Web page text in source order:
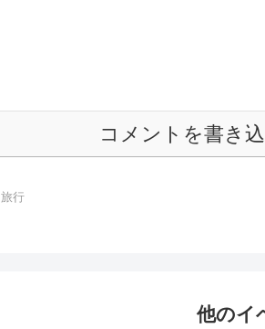
コメントを書き
行
他のイ